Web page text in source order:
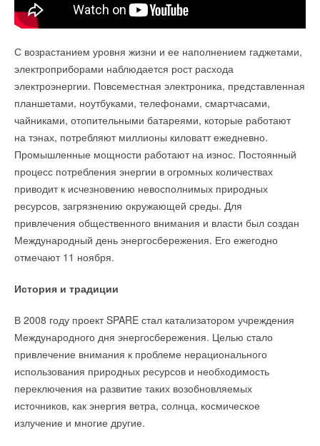
С возрастанием уровня жизни и ее наполнением гаджетами,
электроприборами наблюдается рост расхода
электроэнергии. Повсеместная электроника, представленная
планшетами, ноутбуками, телефонами, смартчасами,
чайниками, отопительными батареями, которые работают
на тэнах, потребляют миллионы киловатт ежедневно.
Промышленные мощности работают на износ. Постоянный
процесс потребления энергии в огромных количествах
приводит к исчезновению невосполнимых природных
ресурсов, загрязнению окружающей среды. Для
привлечения общественного внимания и власти был создан
Международный день энергосбережения. Его ежегодно
отмечают 11 ноября.
История и традиции
В 2008 году проект SPARE стал катализатором учреждения
Международного дня энергосбережения. Целью стало
привлечение внимания к проблеме нерационального
использования природных ресурсов и необходимость
переключения на развитие таких возобновляемых
источников, как энергия ветра, солнца, космическое
излучение и многие другие.
Выполнять поверку индивидуальных приборов учета (ИПУ)
воды с 1 ноября могут только аккредитованные организации,
внесенные в единый реестр Росстандарта. Об этом
говорится в сообщении Мосжилинспекции.
С 1 ноября 2022 года в России заработал новый ГОСТ
поверки счетчиков горячей и холодной воды. Он содержит
требования к процедуре поверки, средствам и условиям ее
проведения, а также периодичности и оформлению
результатов поверки.
Согласно новому стандарту, исполнитель услуги должен
использовать автоматизированные способы синхронизации
цифровой передачи данных во ФГИС «Аршин». В эту
прошедших проверку.
«Установить индивидуальные приборы учета может
любая организация, осуществляющая такой вид
деятельности. При этом выполнить поверку ИПУ могут
только аккредитованные организации, обладающие
правом на проведение данного вида работ и внесенные
комитета по стандартизации Республики Беларусь
инициируется проведение в период с 8 по 11 ноября 2022
акции«Беларусь — энергоэффективная страна».
Целью проведения данной акции является повышение
осведомленности населения о возможных способах
и методах повышения эффективности использования
энергоресурсов, в том числе и в повседневной жизни в быту,
что является одной из важных мер по улучшению
благосостояния граждан и экономического роста страны
в целом, делиться сельскийпорталДзержинского района
Беларуси.
7 самых эффективных энергосберегающих решений для
дома
Ответственное отношение к природным ресурсам
мировых трендов. Это важнейший шаг по пути преодоления
назревающего экологического кризиса.
Наши рекомендации помогут остановить бесконтрольную
трату воды и электричества, сохранив при этом тепло и уют
в вашем доме. Кстати, с помощью инновационных
технологий ресурсосбережения и несложных экологических